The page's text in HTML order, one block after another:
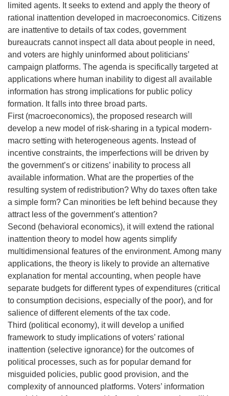
limited agents. It seeks to extend and apply the theory of
rational inattention developed in macroeconomics. Citizens
are inattentive to details of tax codes, government
bureaucrats cannot inspect all data about people in need,
and voters are highly uninformed about politicians’
campaign platforms. The agenda is specifically targeted at
applications where human inability to digest all available
information has strong implications for public policy
formation. It falls into three broad parts.
First (macroeconomics), the proposed research will
develop a new model of risk-sharing in a typical modern-
macro setting with heterogeneous agents. Instead of
incentive constraints, the imperfections will be driven by
the government’s or citizens’ inability to process all
available information. What are the properties of the
resulting system of redistribution? Why do taxes often take
a simple form? Can minorities be left behind because they
attract less of the government’s attention?
Second (behavioral economics), it will extend the rational
inattention theory to model how agents simplify
multidimensional features of the environment. Among many
applications, the theory is likely to provide an alternative
explanation for mental accounting, when people have
separate budgets for different types of expenditures (critical
to consumption decisions, especially of the poor), and for
salience of different elements of the tax code.
Third (political economy), it will develop a unified
framework to study implications of voters’ rational
inattention (selective ignorance) for the outcomes of
political processes, such as for popular demand for
misguided policies, public good provision, and the
complexity of announced platforms. Voters’ information